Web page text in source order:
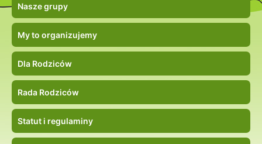
Nasze grupy
My to organizujemy
Dla Rodziców
Rada Rodziców
Statut i regulaminy